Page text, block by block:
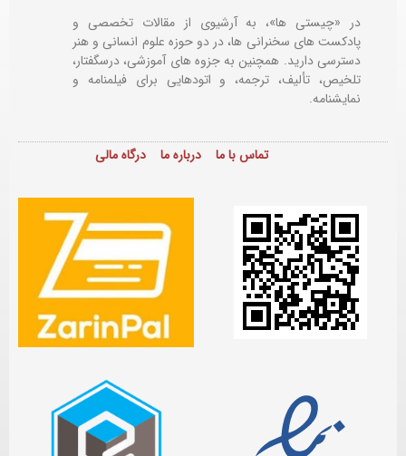
در «چیستی ها»، به آرشیوی از مقالات تخصصی و
پادکست های سخنرانی ها، در دو حوزه علوم انسانی و هنر
دسترسی دارید. همچنین به جزوه های آموزشی، درسگفتار،
تلخیص، تألیف، ترجمه، و اتودهایی برایفیلمنامه و
نمایشنامه.
تماس با ما درباره ما درگاه مالی